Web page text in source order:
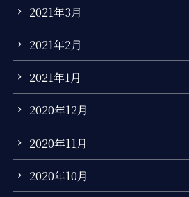
2021年3月
2021年2月
2021年1月
2020年12月
2020年11月
2020年10月